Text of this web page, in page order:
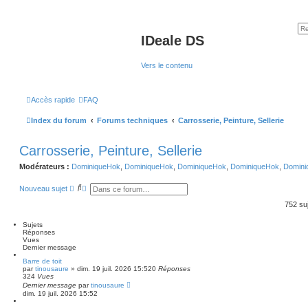
IDeale DS
Vers le contenu
Accès rapide FAQ
Index du forum Forums techniques Carrosserie, Peinture, Sellerie
Carrosserie, Peinture, Sellerie
Modérateurs : DominiqueHok DominiqueHok DominiqueHok DominiqueHok
Nouveau sujet
R R
v
n
c
752
Sujets
Réponses
Vues
Dernier message
Barre de toit
partinousaure » dim. 19 juil. 2026 15:520 Réponses
324 Vues
Dernier message partinousaure
dim. 19 juil. 2026 15:52